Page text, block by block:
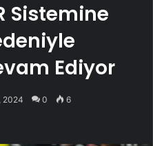
Sistemine
Ediyor
2024 0 6